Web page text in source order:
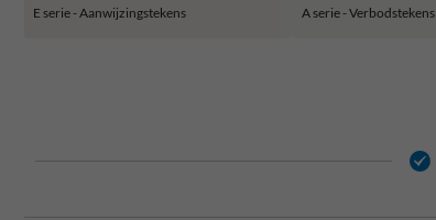
E serie - Aanwijzingstekens A serie - Verbodstekens